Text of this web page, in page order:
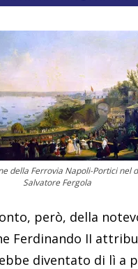
della Ferrovia Napoli-Portici nel
Salvatore Fergola
però, della
Ferdinando II
diventato di lì a